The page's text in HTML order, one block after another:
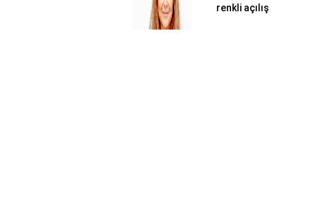
renkli açılış